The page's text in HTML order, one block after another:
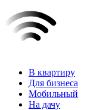
В квартиру
Для бизнеса
Мобильный
На дачу